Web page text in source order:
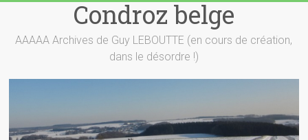
content
Condroz belge
AAAAA Archives de Guy LEBOUTTE (en cours de création,
dans le désordre !)